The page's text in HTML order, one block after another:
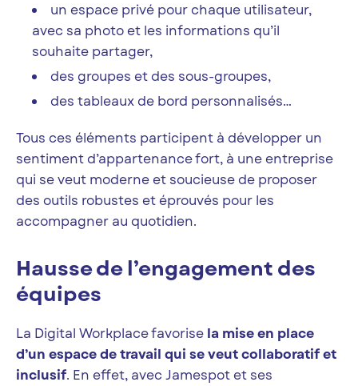
un espace privé pour chaque utilisateur,
avec sa photo et les informations qu’il
souhaite partager,
des groupes et des sous-groupes,
des tableaux de bord personnalisés…
Tous ces éléments participent à développer un
sentiment d’appartenance fort, à une entreprise
qui se veut moderne et soucieuse de proposer
des outils robustes et éprouvés pour les
accompagner au quotidien.
Hausse de l’engagement des
équipes
La Digital Workplace favorise la mise en place
d’un espace de travail qui se veut collaboratif et
inclusif. En effet, avec Jamespot et ses